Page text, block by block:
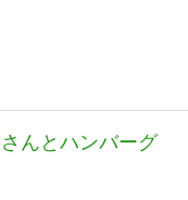
んとハンバーグ